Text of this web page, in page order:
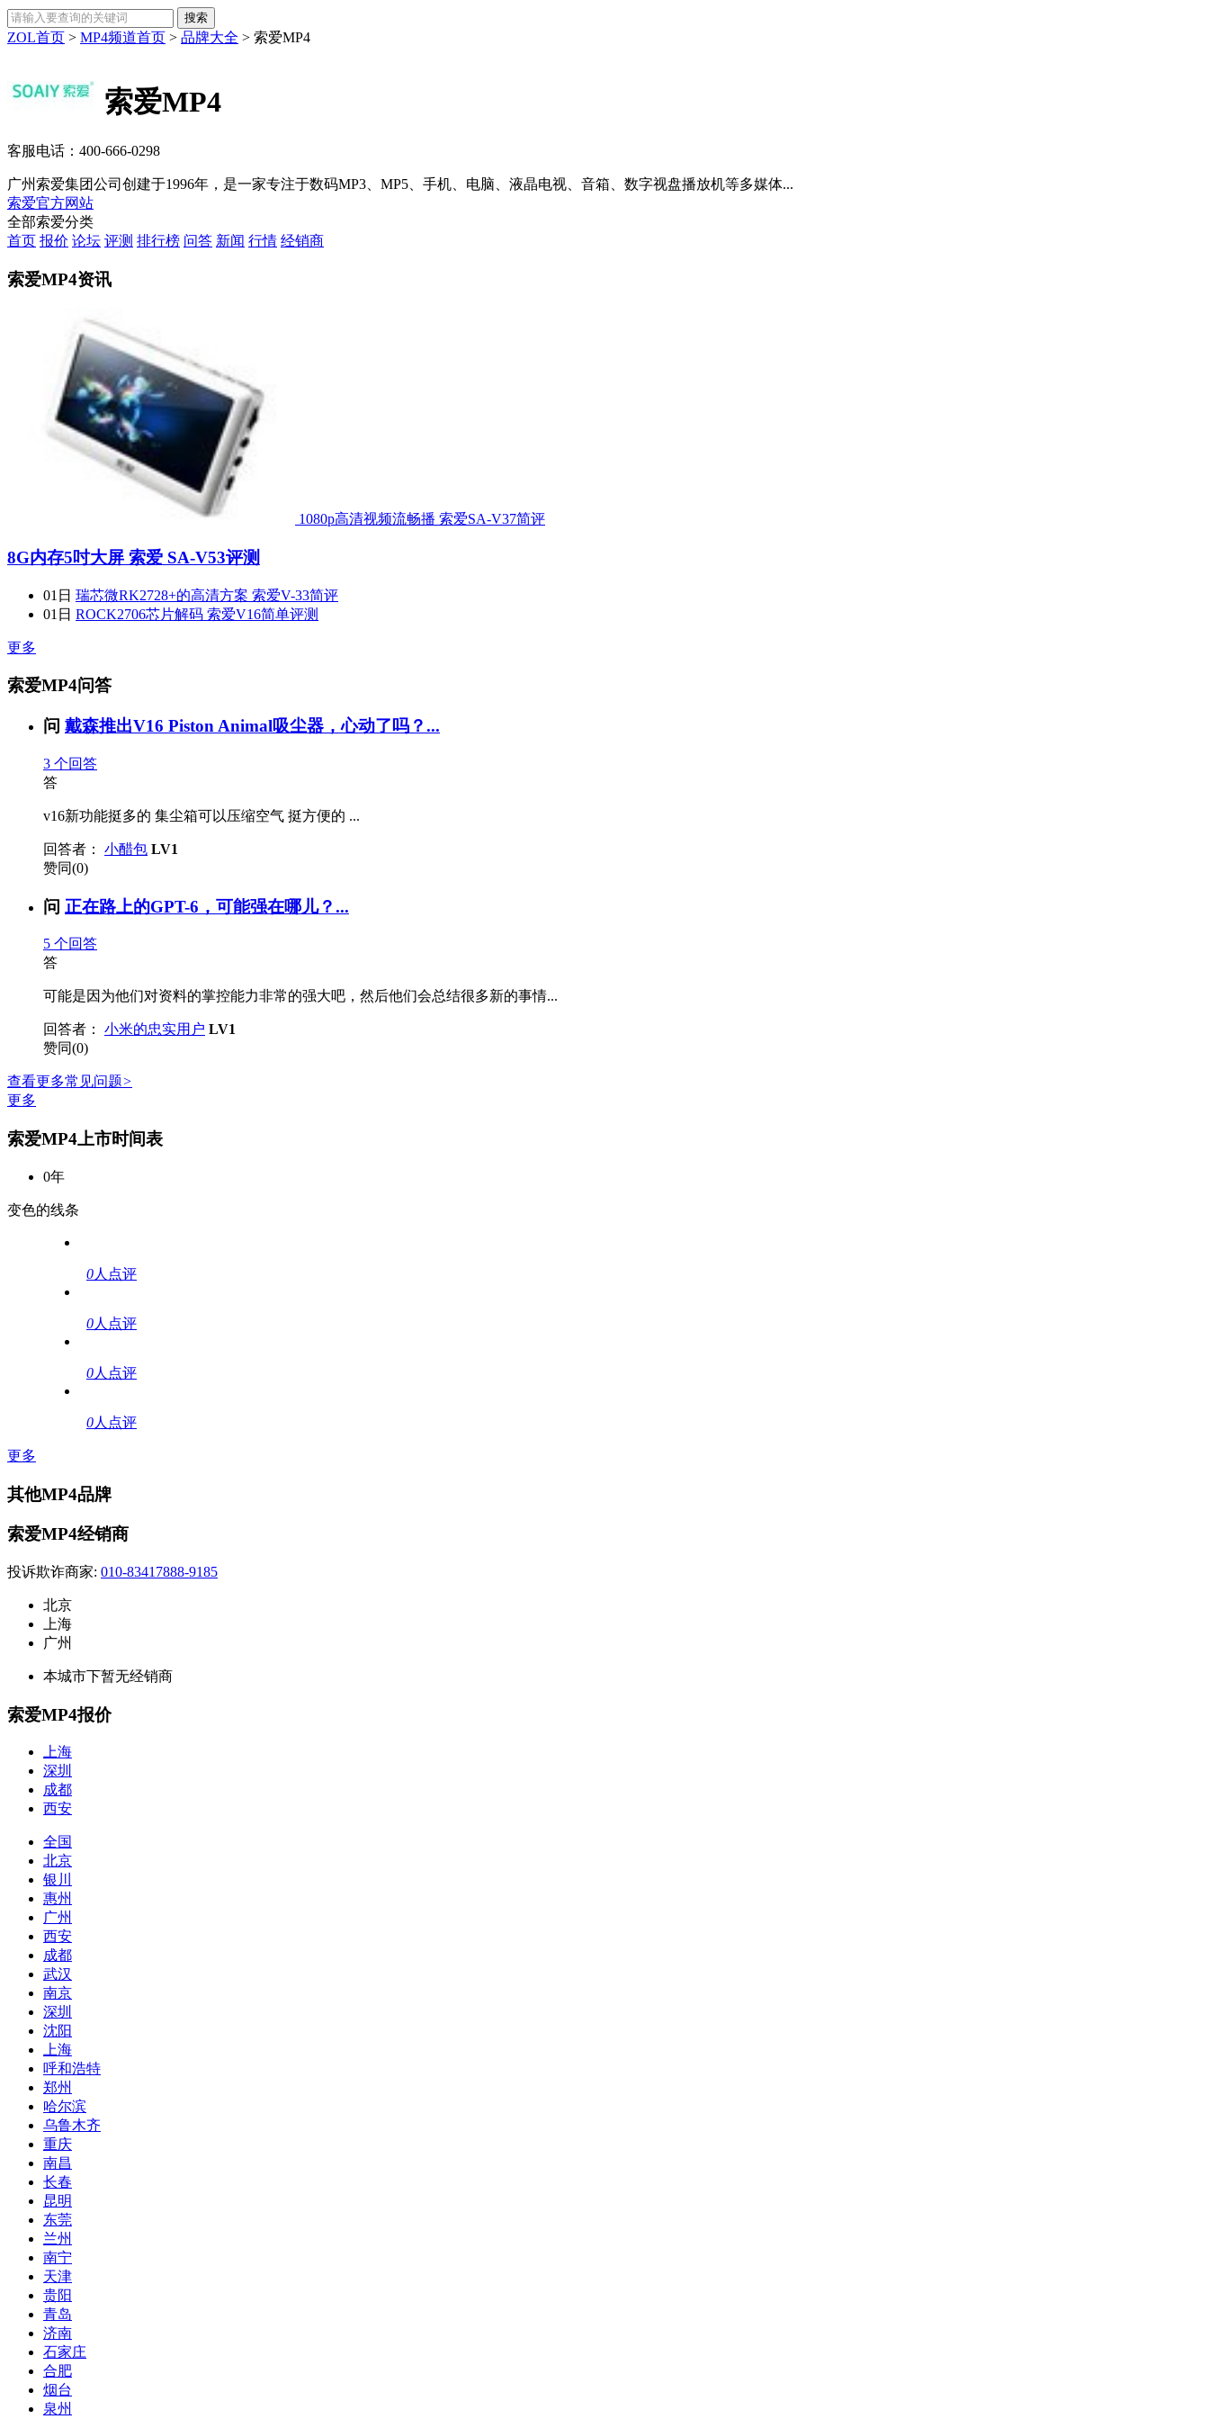
ZOL首页 > MP4频道首页 > 品牌大全 > 索爱MP4
索爱MP4
客服电话： 400-666-0298
广州索爱集团公司创建于1996年，是一家专注于数码MP3、MP5、手机、电脑、液晶电视、音箱、数字视盘播放机等多媒体...
索爱官方网站
全部索爱分类
首页 报价 论坛 评测 排行榜 问答 新闻 行情 经销商
索爱MP4资讯
1080p高清视频流畅播 索爱SA-V37简评
8G内存5吋大屏 索爱 SA-V53评测
01日 瑞芯微RK2728+的高清方案 索爱V-33简评
01日 ROCK2706芯片解码 索爱V16简单评测
更多
索爱MP4问答
问 戴森推出V16 Piston Animal吸尘器，心动了吗？...
3 个回答
答
v16新功能挺多的 集尘箱可以压缩空气 挺方便的 ...
回答者： 小醋包 LV1
赞同(0)
问 正在路上的GPT-6，可能强在哪儿？...
5 个回答
答
可能是因为他们对资料的掌控能力非常的强大吧，然后他们会总结很多新的事情...
回答者： 小米的忠实用户 LV1
赞同(0)
查看更多常见问题>
更多
索爱MP4上市时间表
0年
变色的线条
0人点评
0人点评
0人点评
0人点评
更多
其他MP4品牌
索爱MP4经销商
投诉欺诈商家: 010-83417888-9185
北京
上海
广州
本城市下暂无经销商
索爱MP4报价
上海
深圳
成都
西安
全国
北京
银川
惠州
广州
西安
成都
武汉
南京
深圳
沈阳
上海
呼和浩特
郑州
哈尔滨
乌鲁木齐
重庆
南昌
长春
昆明
东莞
兰州
南宁
天津
贵阳
青岛
济南
石家庄
合肥
烟台
泉州